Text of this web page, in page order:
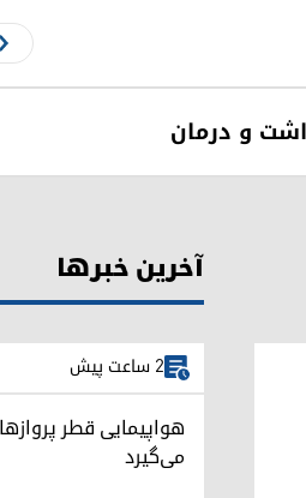
و درمان
آخرین خبرها
2 ساعت پیش
هواپیمایی قطر
می‌گیرد